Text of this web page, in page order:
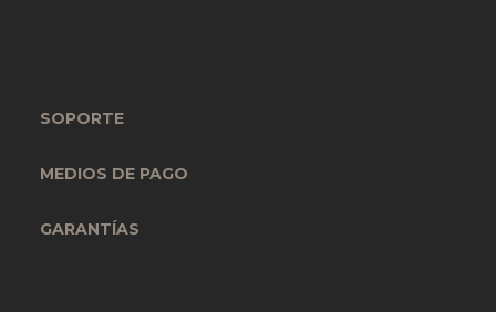
SOPORTE
MEDIOS DE PAGO
GARANTÍAS